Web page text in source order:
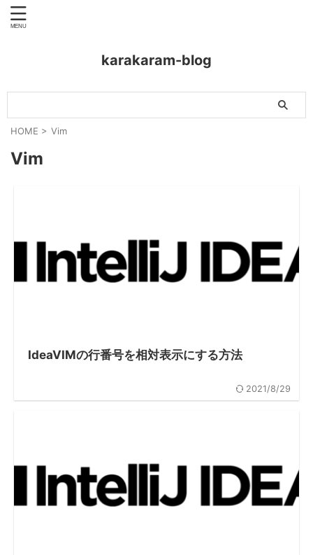
karakaram-blog
HOME > Vim
Vim
IdeaVIMの行番号を相対表示にする方法
2021/8/29